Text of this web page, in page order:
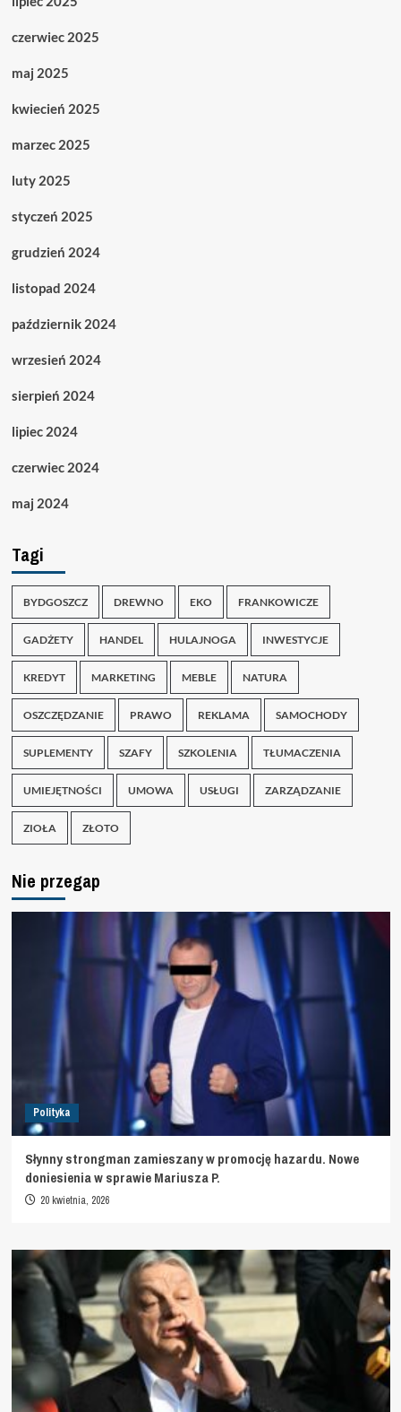
czerwiec 2025
maj 2025
kwiecień 2025
marzec 2025
luty 2025
styczeń 2025
grudzień 2024
listopad 2024
październik 2024
wrzesień 2024
sierpień 2024
lipiec 2024
czerwiec 2024
maj 2024
Tagi
BYDGOSZCZ DREWNO EKO FRANKOWICZE
GADŻETY HANDEL HULAJNOGA INWESTYCJE
KREDYT MARKETING MEBLE NATURA
OSZCZĘDZANIE PRAWO REKLAMA SAMOCHODY
SUPLEMENTY SZAFY SZKOLENIA TŁUMACZENIA
UMIEJĘTNOŚCI UMOWA USŁUGI ZARZĄDZANIE
ZIOŁA ZŁOTO
Nie przegap
Polityka
Słynny strongman zamieszany w promocję hazardu. Nowe
doniesienia w sprawie Mariusza P.
20 kwietnia, 2026